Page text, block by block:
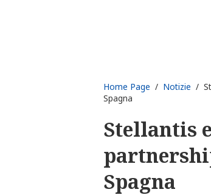
Home Page / Notizie /
Spagna
Stellantis
Spagna